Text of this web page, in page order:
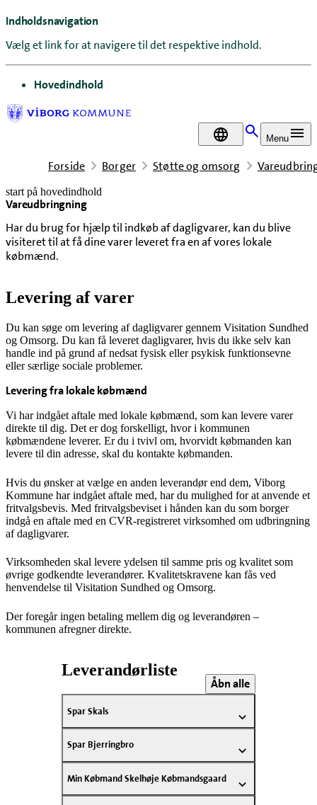
Indholdsnavigation
Vælg et link for at navigere til det respektive indhold.
gå til
Hovedindhold
DA Menu
Forside Borger Støtte og omsorg
start på hovedindhold
Vareudbringning
Har du brug for hjælp til indkøb af dagligvarer, kan du blive
visiteret til at få dine varer leveret fra en af vores lokale
købmænd.
senest opdateret 30. juni 2026
Levering af varer
Du kan søge om levering af dagligvarer gennem Visitation Sundhed
og Omsorg. Du kan få leveret dagligvarer, hvis du ikke selv kan
handle ind på grund af nedsat fysisk eller psykisk funktionsevne
eller særlige sociale problemer.
Levering fra lokale købmænd
Vi har indgået aftale med lokale købmænd, som kan levere varer
direkte til dig. Det er dog forskelligt, hvor i kommunen
købmændene leverer. Er du i tvivl om, hvorvidt købmanden kan
levere til din adresse, skal du kontakte købmanden.
Hvis du ønsker at vælge en anden leverandør end dem, Viborg
Kommune har indgået aftale med, har du mulighed for at anvende et
fritvalgsbevis. Med fritvalgsbeviset i hånden kan du som borger
indgå en aftale med en CVR-registreret virksomhed om udbringning
af dagligvarer.
Virksomheden skal levere ydelsen til samme pris og kvalitet som
øvrige godkendte leverandører. Kvalitetskravene kan fås ved
henvendelse til Visitation Sundhed og Omsorg.
Der foregår ingen betaling mellem dig og leverandøren –
kommunen afregner direkte.
Leverandørliste
Åbn alle
Spar Skals
Spar Bjerringbro
Min Købmand Skelhøje Købmandsgaard